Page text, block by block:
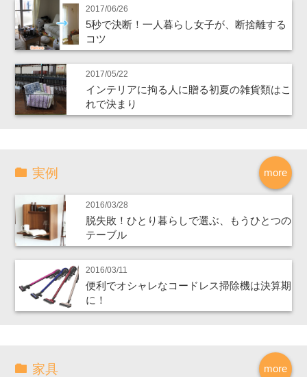
2017/06/26
5秒で決断！一人暮らし女子が、断捨離する
コツ
2017/05/22
インテリアに拘る人に贈る初夏の雑貨類はこ
れで決まり
more
実例
2016/03/28
脱失敗！ひとり暮らしで選ぶ、もうひとつの
テーブル
2016/03/11
便利でオシャレなコードレス掃除機は決算期
に！
more
家具